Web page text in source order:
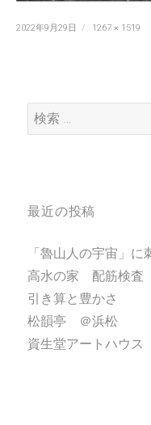
投
2022年9月29日
フ
1267 × 1519
検
索:
最近の投稿
「魯山人の宇宙」に
高水の家 配筋検査
引き算と豊かさ
松韻亭 ＠浜松
資生堂アートハウ